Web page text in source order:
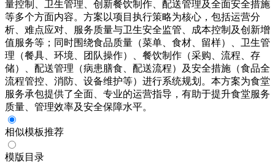
量控制、卫生管理、创新餐饮制作、配送管理及全面安全措施
等多个方面内容。方案以项目执行策略为核心，包括运营分
析、难点应对、服务质量与卫生安全监管、成本控制及创新增
值服务等；同时围绕食品质量（菜单、食材、留样）、卫生管
理（餐具、环境、团队操作）、餐饮制作（采购、流程、存
储）、配送管理（病患膳食、配送流程）及安全措施（食品全
流程管控、消防、设备维护等）进行系统规划。本方案为食堂
服务承包提供了全面、专业的运营指导，有助于提升食堂服务
质量、管理效率及安全保障水平。
相似模板推荐
模版目录